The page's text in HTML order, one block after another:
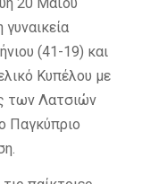
(41-19) και
Κυπέλου με
των Λατσιών
Παγκύπριο